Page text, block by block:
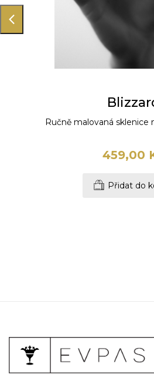
Ručně malovaná sklenice
459,00
Přidat do